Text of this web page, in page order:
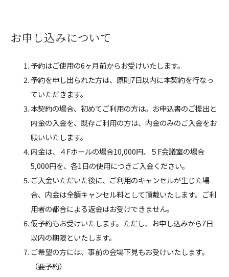
お申し込みについて
予約はご使用の6ヶ月前からお受けいたします。
予約を申し出られた方は、原則7日以内に本契約を行なっ
ていただきます。
本契約の場合、初めてご利用の方は。お申込書のご提出と
内金の入金を、既存ご利用の方は、内金のみのご入金をお
願いいたします。
内金は、４Fホールの場合10,000円、５F会議室の場合
5,000円を、各1日の使用につきご入金ください。
ご入金いただいた後に、ご利用のキャンセルが生じた場
合、内金は全額キャンセル料として頂戴いたします。ご利
用者の都合による返金はお受けできません。
仮予約もお受けいたします。ただし、お申し込みから7日
以内の期限といたします。
ご希望の方には、事前の会場下見もお受けいたします。
（要予約）